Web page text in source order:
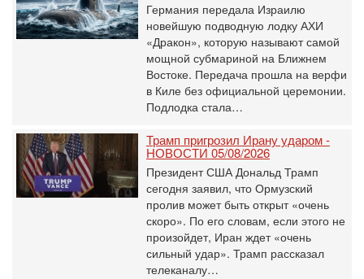
Германия передала Израилю
новейшую подводную лодку АХИ
«Дракон», которую называют самой
мощной субмариной на Ближнем
Востоке. Передача прошла на верфи
в Киле без официальной церемонии.
Подлодка стала…
Трамп пригрозил Ирану ударом -
НОВОСТИ 05/08/2026
Президент США Дональд Трамп
сегодня заявил, что Ормузский
пролив может быть открыт «очень
скоро». По его словам, если этого не
произойдет, Иран ждет «очень
сильный удар». Трамп рассказал
телеканалу…